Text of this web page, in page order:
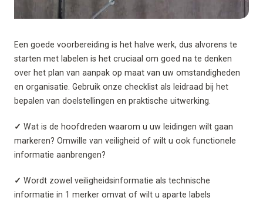
Een goede voorbereiding is het halve werk, dus alvorens te
starten met labelen is het cruciaal om goed na te denken
over het plan van aanpak op maat van uw omstandigheden
en organisatie. Gebruik onze checklist als leidraad bij het
bepalen van doelstellingen en praktische uitwerking.
✓ Wat is de hoofdreden waarom u uw leidingen wilt gaan
markeren? Omwille van veiligheid of wilt u ook functionele
informatie aanbrengen?
✓ Wordt zowel veiligheidsinformatie als technische
informatie in 1 merker omvat of wilt u aparte labels